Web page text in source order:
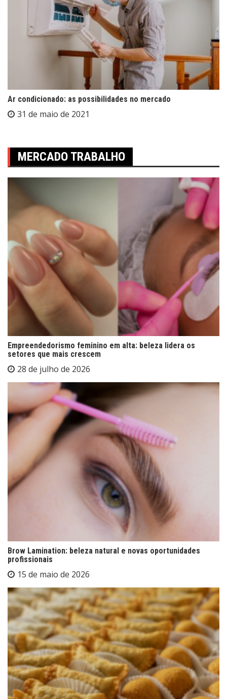
Ar condicionado: as possibilidades no mercado
31 de maio de 2021
MERCADO TRABALHO
Empreendedorismo feminino em alta: beleza lidera os
setores que mais crescem
28 de julho de 2026
Brow Lamination: beleza natural e novas oportunidades
profissionais
15 de maio de 2026